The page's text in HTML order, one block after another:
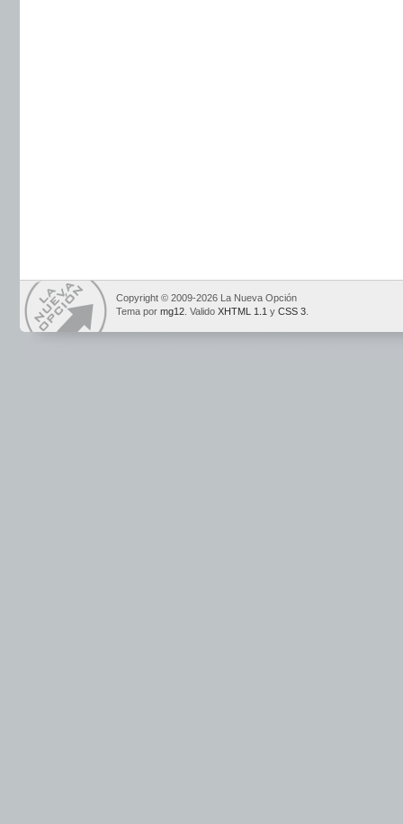
Copyright © 2009-2026 La Nueva Opción
Tema por mg12 . Valido XHTML 1.1 y CSS 3